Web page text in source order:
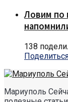
Ловим по
138
Мариуполь